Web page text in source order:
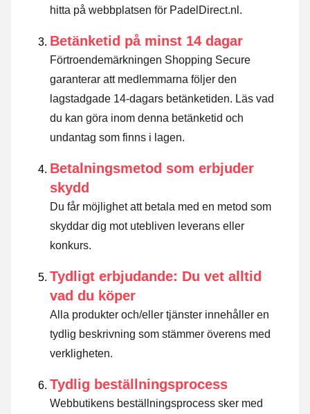
hitta på webbplatsen för PadelDirect.nl.
Betänketid på minst 14 dagar
Förtroendemärkningen Shopping Secure
garanterar att medlemmarna följer den
lagstadgade 14-dagars betänketiden. Läs vad
du kan göra inom denna betänketid och
undantag som finns i lagen.
Betalningsmetod som erbjuder
skydd
Du får möjlighet att betala med en metod som
skyddar dig mot utebliven leverans eller
konkurs.
Tydligt erbjudande: Du vet alltid
vad du köper
Alla produkter och/eller tjänster innehåller en
tydlig beskrivning som stämmer överens med
verkligheten.
Tydlig beställningsprocess
Webbutikens beställningsprocess sker med